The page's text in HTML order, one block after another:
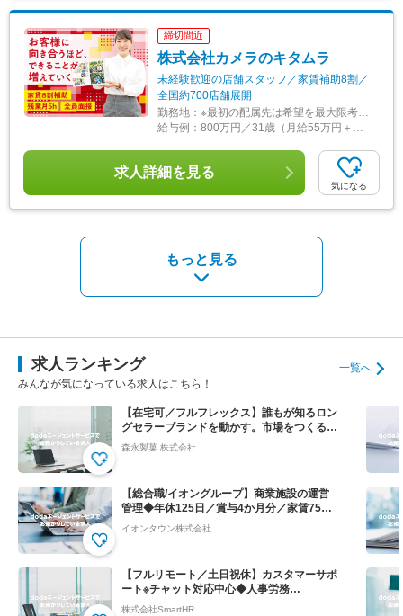
締切間近
株式会社カメラのキタムラ
未経験歓迎の店舗スタッフ／家賃補助8割／
全国約700店舗展開
勤務地： ※最初の配属先は希望を最大限考慮した上で決定します 【全国エリアに店舗あり】 全国各地にある「カメラのキタムラ」の各店舗へ配属となります。 ※転勤あり ★「家賃8割補助」「引越し費用全額負担」など、転勤の負担が少なくなるサポートをしっかりとご用意しています。 ★自動車通勤可（店舗による）・駐車場あり（店舗による） ＜詳しい勤務地住所は下記URLをご確認ください＞ https://sss.kitamura.jp/ ※下記に記載の【勤務地一覧】住所につきましては、全国の拠点から一部抜粋したものになります ※受動喫煙対策：各店舗内禁煙
給与例： 800万円／31歳（月給55万円＋諸手当・賞与）
求人詳細を見る
気になる
もっと見る
求人ランキング
一覧へ
みんなが気になっている求人はこちら！
【在宅可／フルフレックス】誰もが知るロン
グセラーブランドを動かす。市場をつくる提
案営業◆ハイチュウ等
森永製菓 株式会社
【総合職/イオングループ】商業施設の運営
管理◆年休125日／賞与4か月分／家賃75％
会社負担！
イオンタウン株式会社
【フルリモート／土日祝休】カスタマーサポ
ート※チャット対応中心◆人事労務
SaaS”SmartHR"
株式会社SmartHR